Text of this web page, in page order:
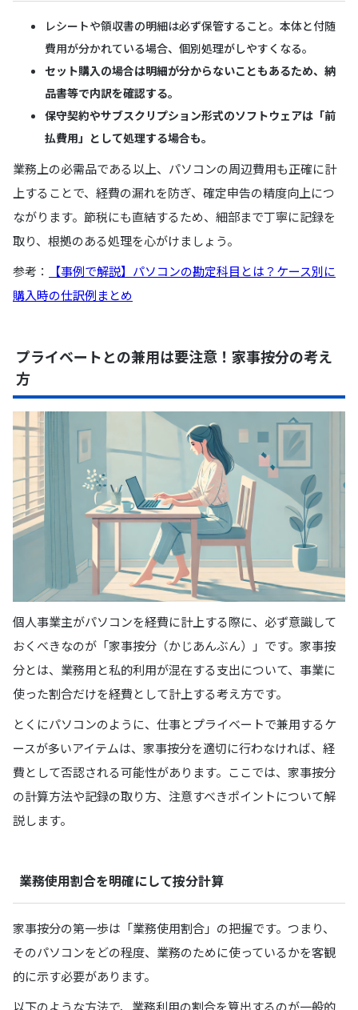
レシートや領収書の明細は必ず保管すること。本体と付随
費用が分かれている場合、個別処理がしやすくなる。
セット購入の場合は明細が分からないこともあるため、納
品書等で内訳を確認する。
保守契約やサブスクリプション形式のソフトウェアは「前
払費用」として処理する場合も。
業務上の必需品である以上、パソコンの周辺費用も正確に計
上することで、経費の漏れを防ぎ、確定申告の精度向上につ
ながります。節税にも直結するため、細部まで丁寧に記録を
取り、根拠のある処理を心がけましょう。
参考：
【事例で解説】パソコンの勘定科目とは？ケース別に
購入時の仕訳例まとめ
プライベートとの兼用は要注意！家事按分の考え
方
個人事業主がパソコンを経費に計上する際に、必ず意識して
おくべきなのが「家事按分（かじあんぶん）」です。家事按
分とは、業務用と私的利用が混在する支出について、事業に
使った割合だけを経費として計上する考え方です。
とくにパソコンのように、仕事とプライベートで兼用するケ
ースが多いアイテムは、家事按分を適切に行わなければ、経
費として否認される可能性があります。ここでは、家事按分
の計算方法や記録の取り方、注意すべきポイントについて解
説します。
業務使用割合を明確にして按分計算
家事按分の第一歩は「業務使用割合」の把握です。つまり、
そのパソコンをどの程度、業務のために使っているかを客観
的に示す必要があります。
以下のような方法で、業務利用の割合を算出するのが一般的